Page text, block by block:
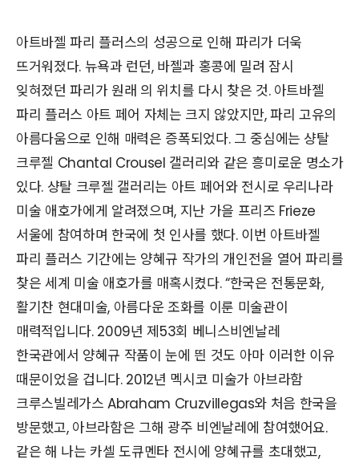
아트바젤 파리 플러스의 성공으로 인해 파리가 더욱
뜨거워졌다. 뉴욕과 런던, 바젤과 홍콩에 밀려 잠시
잊혀졌던 파리가 원래 의 위치를 다시 찾은 것. 아트바젤
파리 플러스 아트 페어 자체는 크지 않았지만, 파리 고유의
아름다움으로 인해 매력은 증폭되었다. 그 중심에는 샹탈
크루젤 Chantal Crousel 갤러리와 같은 흥미로운 명소가
있다. 샹탈 크루젤 갤러리는 아트 페어와 전시로 우리나라
미술 애호가에게 알려졌으며, 지난 가을 프리즈 Frieze
서울에 참여하며 한국에 첫 인사를 했다. 이번 아트바젤
파리 플러스 기간에는 양혜규 작가의 개인전을 열어 파리를
찾은 세계 미술 애호가를 매혹시켰다. “한국은 전통문화,
활기찬 현대미술, 아름다운 조화를 이룬 미술관이
매력적입니다. 2009년 제53회 베니스비엔날레
한국관에서 양혜규 작품이 눈에 띈 것도 아마 이러한 이유
때문이었을 겁니다. 2012년 멕시코 미술가 아브라함
크루스빌레가스 Abraham Cruzvillegas와 처음 한국을
방문했고, 아브라함은 그해 광주 비엔날레에 참여했어요.
같은 해 나는 카셀 도큐멘타 전시에 양혜규를 초대했고,